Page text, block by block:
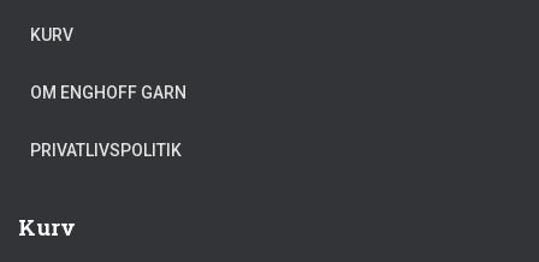
KURV
OM ENGHOFF GARN
PRIVATLIVSPOLITIK
Kurv